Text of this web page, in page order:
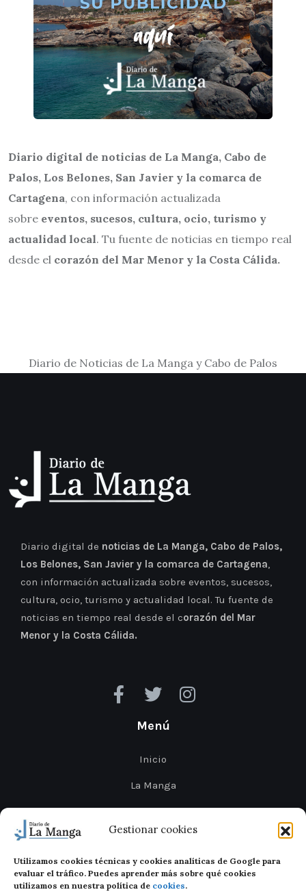
Gestionar cookies
Utilizamos cookies técnicas y cookies analíticas de Google para
evaluar el tráfico. Puedes aprender más sobre qué cookies
utilizamos en nuestra política de cookies.
Diario digital de noticias de La Manga, Cabo de
Palos, Los Belones, San Javier y la comarca de
Cartagena, con información actualizada
sobre eventos, sucesos, cultura, ocio, turismo y
actualidad local. Tu fuente de noticias en tiempo real
desde el corazón del Mar Menor y la Costa Cálida.
Diario de Noticias de La Manga y Cabo de Palos
Diario digital de noticias de La Manga, Cabo de Palos,
Los Belones, San Javier y la comarca de Cartagena,
con información actualizada sobre eventos, sucesos,
cultura, ocio, turismo y actualidad local. Tu fuente de
noticias en tiempo real desde el corazón del Mar
Menor y la Costa Cálida.
Menú
Inicio
La Manga
Cabo de Palos
Cartagena